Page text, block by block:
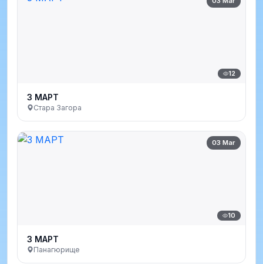
12
3 МАРТ
Стара Загора
03 Mar
10
3 МАРТ
Панагюрище